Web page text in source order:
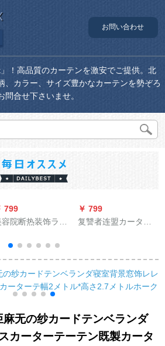
お問い合わせ
！高品質のカーテンを激安でご提供。北
、カラー、サイズ豊かなカーテンを勢ぞろ
合せ下さいませ。
799
容院断热装饰ライ
窓シートラテ-ンカ
ラの红粉紫白纱カ
ターテーン
￥ 799
复讐者连盟カーター
きの窓カーターテー
ン来図オーカン初音
遮光布右-星空幅2.0メ
ル
无の纱カードテンベランダ
カーターテーテン既製カータ